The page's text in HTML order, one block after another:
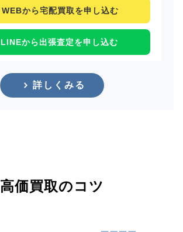
WEBから宅配買取を申し込む
LINEから出張査定を申し込む
詳しくみる
高価買取のコツ